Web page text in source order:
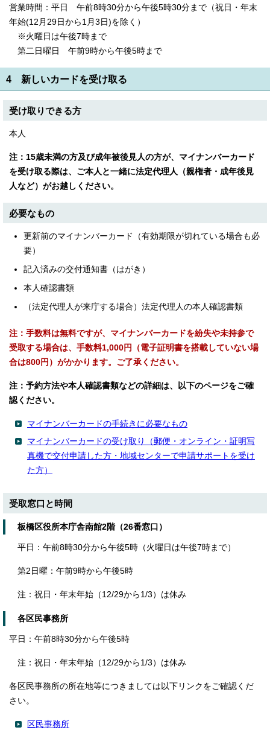
営業時間：平日 午前8時30分から午後5時30分まで（祝日・年末
年始(12月29日から1月3日)を除く）
※火曜日は午後7時まで
第二日曜日 午前9時から午後5時まで
4 新しいカードを受け取る
受け取りできる方
本人
注：15歳未満の方及び成年被後見人の方が、マイナンバーカード
を受け取る際は、ご本人と一緒に法定代理人（親権者・成年後見
人など）がお越しください。
必要なもの
更新前のマイナンバーカード（有効期限が切れている場合も必
要）
記入済みの交付通知書（はがき）
本人確認書類
（法定代理人が来庁する場合）法定代理人の本人確認書類
注：手数料は無料ですが、マイナンバーカードを紛失や未持参で
受取する場合は、手数料1,000円（電子証明書を搭載していない場
合は800円）がかかります。ご了承ください。
注：予約方法や本人確認書類などの詳細は、以下のページをご確
認ください。
マイナンバーカードの手続きに必要なもの
マイナンバーカードの受け取り（郵便・オンライン・証明写
真機で交付申請した方・地域センターで申請サポートを受け
た方）
受取窓口と時間
板橋区役所本庁舎南館2階（26番窓口）
平日：午前8時30分から午後5時（火曜日は午後7時まで）
第2日曜：午前9時から午後5時
注：祝日・年末年始（12/29から1/3）は休み
各区民事務所
平日：午前8時30分から午後5時
注：祝日・年末年始（12/29から1/3）は休み
各区民事務所の所在地等につきましては以下リンクをご確認くだ
さい。
区民事務所